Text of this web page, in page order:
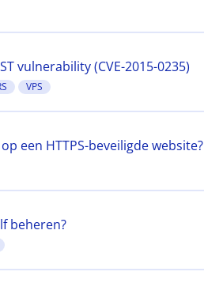
vulnerability (CVE-2015-0235)
VPS
een HTTPS-beveiligde website?
beheren?